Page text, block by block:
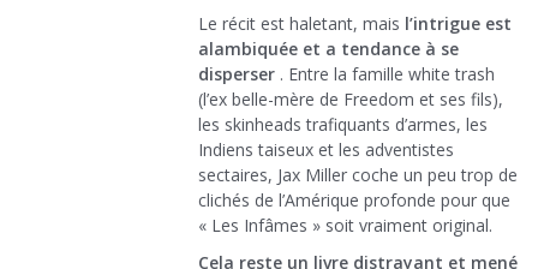
Le récit est haletant, mais l’intrigue est
alambiquée et a tendance à se
disperser . Entre la famille white trash
(l’ex belle-mère de Freedom et ses fils),
les skinheads trafiquants d’armes, les
Indiens taiseux et les adventistes
sectaires, Jax Miller coche un peu trop de
clichés de l’Amérique profonde pour que
« Les Infâmes » soit vraiment original.
Cela reste un livre distrayant et mené